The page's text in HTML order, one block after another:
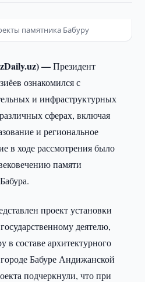
памятника Бабуру
—Президент
ознакомился с
и инфраструктурных
сферах, включая
и региональное
в ходе рассмотрения было
памяти
проект установки
деятелю,
в составе архитектурного
Бабуре Андижанской
подчеркнули, что при